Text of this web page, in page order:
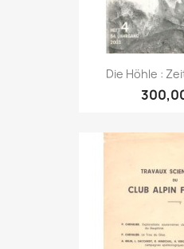
Die Höhle :